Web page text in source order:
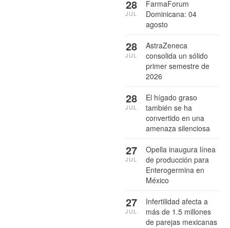
FarmaForum
Dominicana: 04
agosto
28
JUL
AstraZeneca
consolida un sólido
primer semestre de
2026
28
JUL
El hígado graso
también se ha
convertido en una
amenaza silenciosa
28
JUL
Opella inaugura línea
de producción para
Enterogermina en
México
27
JUL
Infertilidad afecta a
más de 1.5 millones
de parejas mexicanas
27
JUL